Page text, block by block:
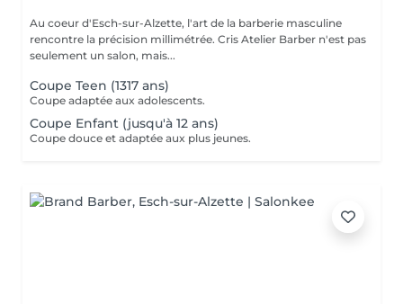
Au coeur d'Esch-sur-Alzette, l'art de la barberie masculine
rencontre la précision millimétrée. Cris Atelier Barber n'est pas
seulement un salon, mais...
Coupe Teen (1317 ans)
Coupe adaptée aux adolescents.
Coupe Enfant (jusqu'à 12 ans)
Coupe douce et adaptée aux plus jeunes.